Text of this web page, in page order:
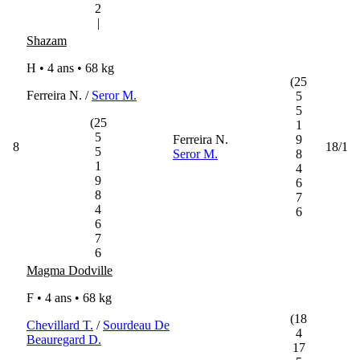
2
|
8
Shazam
H • 4 ans • 68 kg
Ferreira N. / Seror M.
(25
5
5
1
9
8
4
6
7
6
Ferreira N.
Seror M.
(25
5
5
1
9
8
4
6
7
6
18/1
Magma Dodville
F • 4 ans • 68 kg
Chevillard T. / Sourdeau De
Beauregard D.
(18
4
17